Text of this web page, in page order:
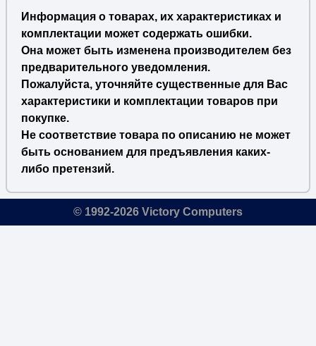
Информация о товарах, их характеристиках и
комплектации может содержать ошибки.
Она может быть изменена производителем без
предварительного уведомления.
Пожалуйста, уточняйте существенные для Вас
характеристики и комплектации товаров при
покупке.
Не соответствие товара по описанию не может
быть основанием для предъявления каких-
либо претензий.
© 1992-2026 Victory Computers